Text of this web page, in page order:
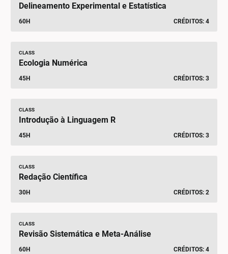
Delineamento Experimental e Estatística
60H CRÉDITOS: 4
CLASS
Ecologia Numérica
45H CRÉDITOS: 3
CLASS
Introdução à Linguagem R
45H CRÉDITOS: 3
CLASS
Redação Científica
30H CRÉDITOS: 2
CLASS
Revisão Sistemática e Meta-Análise
60H CRÉDITOS: 4